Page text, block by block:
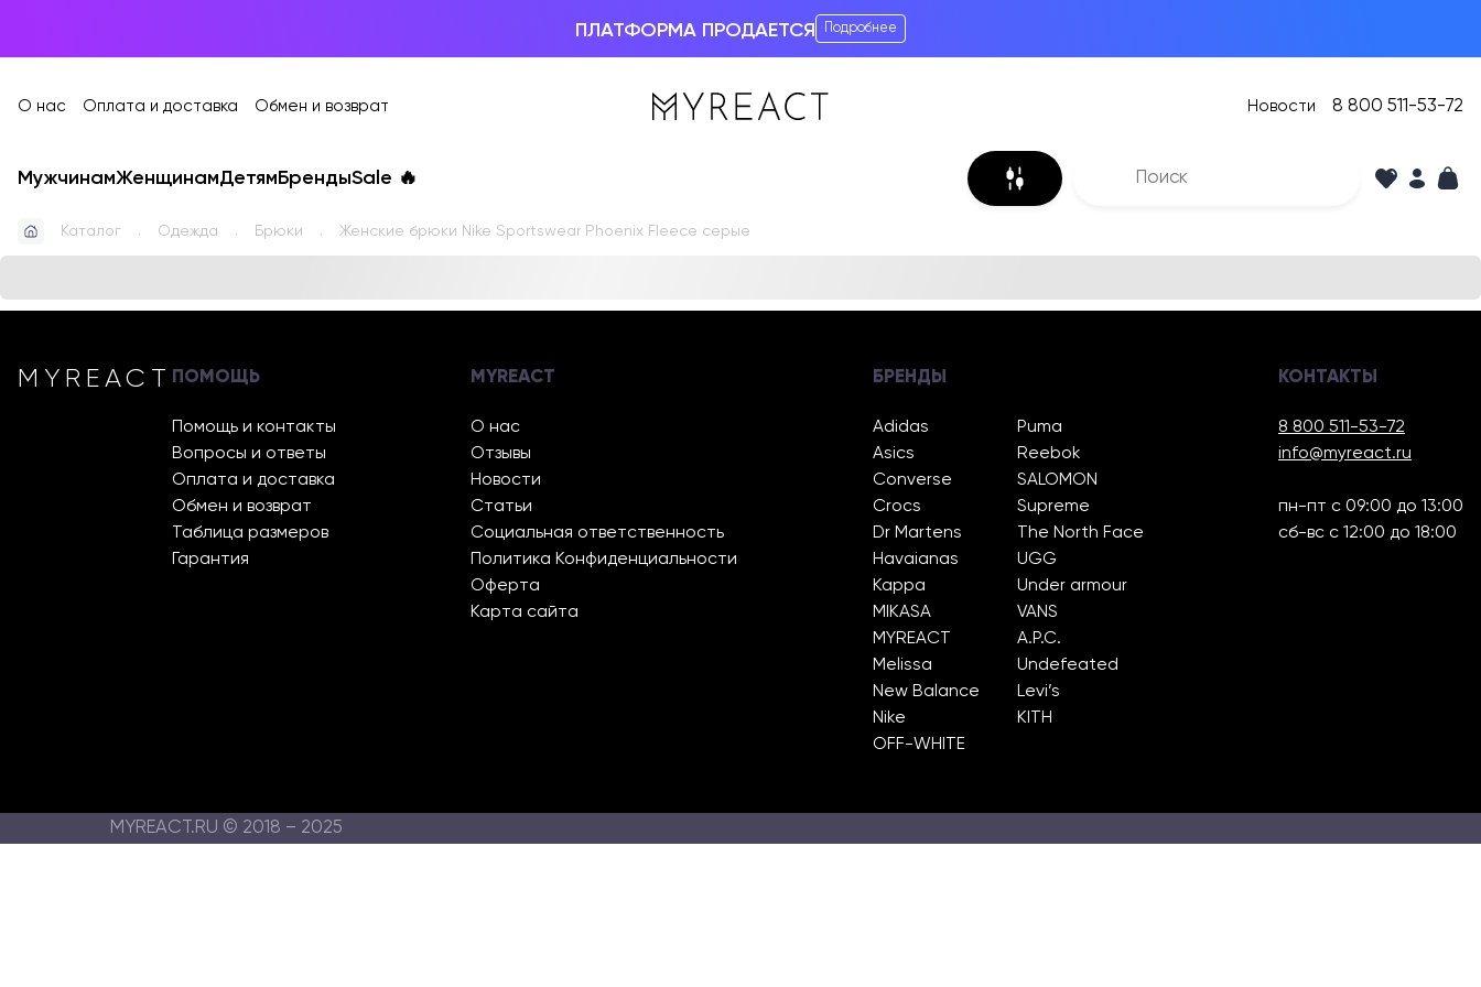
ПЛАТФОРМА ПРОДАЕТСЯ Подробнее
О нас Оплата и доставка Обмен и возврат Новости 8 800 511-53-72
МужчинамЖенщинамДетям БрендыSale 🔥
Каталог Одежда Брюки Женские брюки Nike Sportswear Phoenix Fleece серые
MYREACT ПОМОЩЬ
Помощь и контакты
Вопросы и ответы
Оплата и доставка
Обмен и возврат
Таблица размеров
Гарантия
MYREACT
О нас
Отзывы
Новости
Статьи
Социальная ответственность
Политика Конфиденциальности
Оферта
Карта сайта
БРЕНДЫ
Adidas
Asics
Converse
Crocs
Dr Martens
Havaianas
Kappa
MIKASA
MYREACT
Melissa
New Balance
Nike
OFF-WHITE
Puma
Reebok
SALOMON
Supreme
The North Face
UGG
Under armour
VANS
A.P.C.
Undefeated
Levi’s
KITH
КОНТАКТЫ
8 800 511-53-72
info@myreact.ru
пн-пт с 09:00 до 13:00
сб-вс с 12:00 до 18:00
MYREACT.RU © 2018 – 2025